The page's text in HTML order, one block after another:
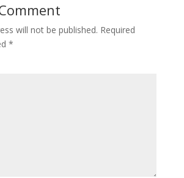
will not be published. Required
*